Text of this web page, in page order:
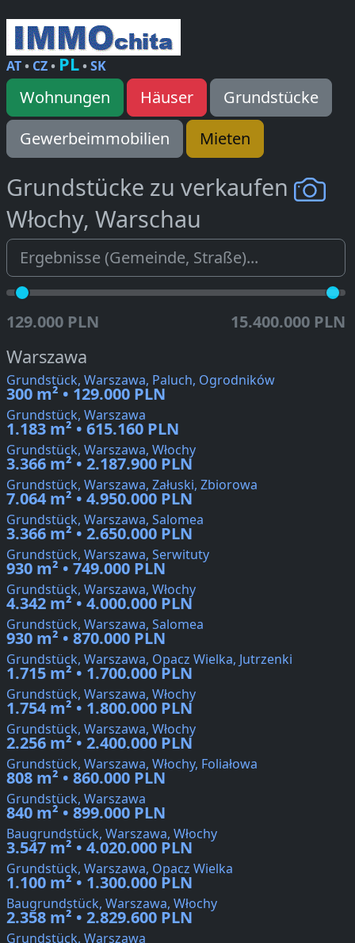
AT• CZ• PL•SK
Wohnungen Häuser
Grundstücke
Gewerbeimmobilien
Mieten
Grundstücke zu verkaufen
Włochy, Warschau
129.000 PLN 15.400.000 PLN
Warszawa
Grundstück, Warszawa, Paluch, Ogrodników
300 m² • 129.000 PLN
Grundstück, Warszawa
1.183 m² • 615.160 PLN
Grundstück, Warszawa, Włochy
3.366 m² • 2.187.900 PLN
Grundstück, Warszawa, Załuski, Zbiorowa
7.064 m² • 4.950.000 PLN
Grundstück, Warszawa, Salomea
3.366 m² • 2.650.000 PLN
Grundstück, Warszawa, Serwituty
930 m² • 749.000 PLN
Grundstück, Warszawa, Włochy
4.342 m² • 4.000.000 PLN
Grundstück, Warszawa, Salomea
930 m² • 870.000 PLN
Grundstück, Warszawa, Opacz Wielka, Jutrzenki
1.715 m² • 1.700.000 PLN
Grundstück, Warszawa, Włochy
1.754 m² • 1.800.000 PLN
Grundstück, Warszawa, Włochy
2.256 m² • 2.400.000 PLN
Grundstück, Warszawa, Włochy, Foliałowa
808 m² • 860.000 PLN
Grundstück, Warszawa
840 m² • 899.000 PLN
Baugrundstück, Warszawa, Włochy
3.547 m² • 4.020.000 PLN
Grundstück, Warszawa, Opacz Wielka
1.100 m² • 1.300.000 PLN
Baugrundstück, Warszawa, Włochy
2.358 m² • 2.829.600 PLN
Grundstück, Warszawa